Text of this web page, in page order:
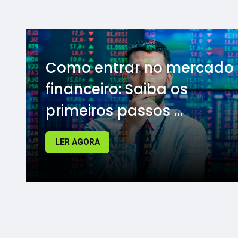
Como entrar no mercado
financeiro: Saiba os
primeiros passos ...
LER AGORA